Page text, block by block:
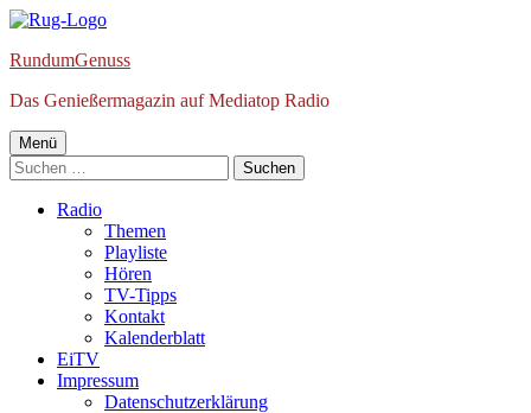
Springe
Inhalt
RundumGenuss
Das Genießermagazin auf Mediatop Radio
Primäres
Menü
Menü
Suchen
nach:
Radio
Themen
Playliste
Hören
TV-Tipps
Kontakt
Kalenderblatt
EiTV
Impressum
Datenschutzerklärung